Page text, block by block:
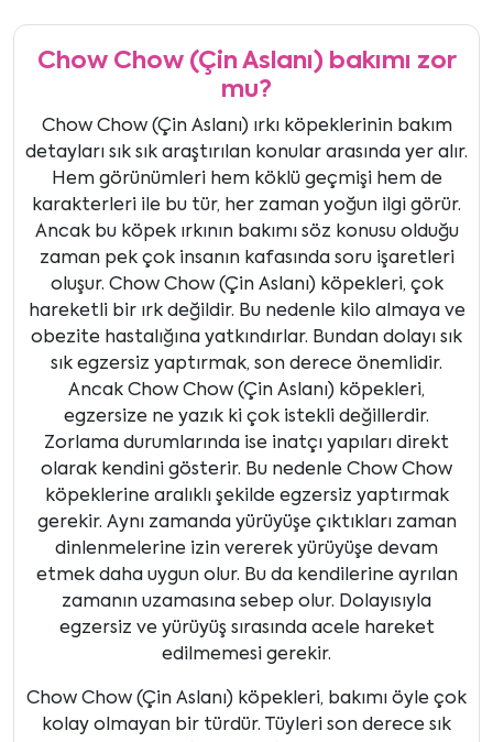
Chow Chow (Çin Aslanı) bakımı zor
mu?
Chow Chow (Çin Aslanı) ırkı köpeklerinin bakım
detayları sık sık araştırılan konular arasında yer alır.
Hem görünümleri hem köklü geçmişi hem de
karakterleri ile bu tür, her zaman yoğun ilgi görür.
Ancak bu köpek ırkının bakımı söz konusu olduğu
zaman pek çok insanın kafasında soru işaretleri
oluşur. Chow Chow (Çin Aslanı) köpekleri, çok
hareketli bir ırk değildir. Bu nedenle kilo almaya ve
obezite hastalığına yatkındırlar. Bundan dolayı sık
sık egzersiz yaptırmak, son derece önemlidir.
Ancak Chow Chow (Çin Aslanı) köpekleri,
egzersize ne yazık ki çok istekli değillerdir.
Zorlama durumlarında ise inatçı yapıları direkt
olarak kendini gösterir. Bu nedenle Chow Chow
köpeklerine aralıklı şekilde egzersiz yaptırmak
gerekir. Aynı zamanda yürüyüşe çıktıkları zaman
dinlenmelerine izin vererek yürüyüşe devam
etmek daha uygun olur. Bu da kendilerine ayrılan
zamanın uzamasına sebep olur. Dolayısıyla
egzersiz ve yürüyüş sırasında acele hareket
edilmemesi gerekir.
Chow Chow (Çin Aslanı) köpekleri, bakımı öyle çok
kolay olmayan bir türdür. Tüyleri son derece sık